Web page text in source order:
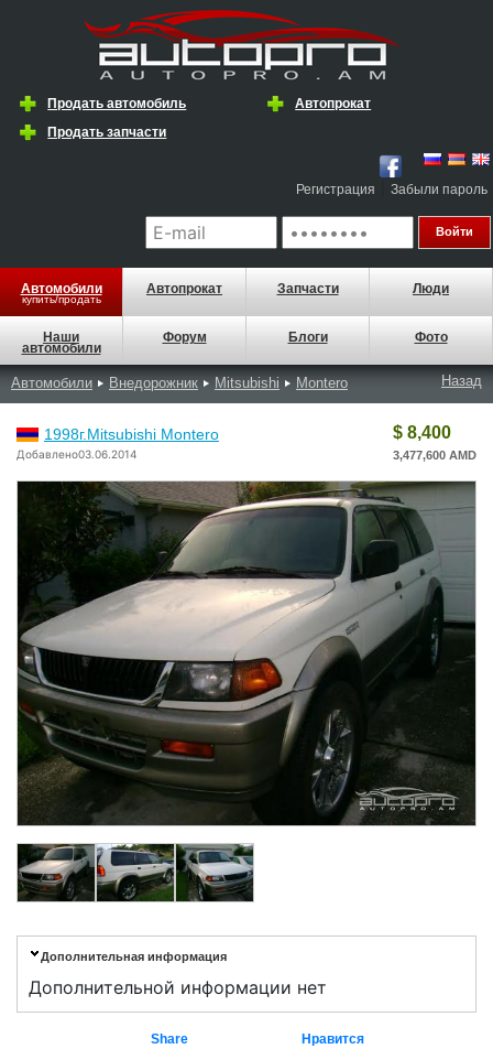
Продать автомобиль
Автопрокат
Продать запчасти
Регистрация Забыли пароль
Автомобили
купить/продать
Автопрокат Запчасти Люди
Наши
автомобили
Форум Блоги Фото
Автомобили Внедорожник Mitsubishi Montero Назад
1998г.Mitsubishi Montero
Добавлено03.06.2014
$ 8,400
3,477,600 AMD
Дополнительная информация
Дополнительной информации нет
Share Нравится